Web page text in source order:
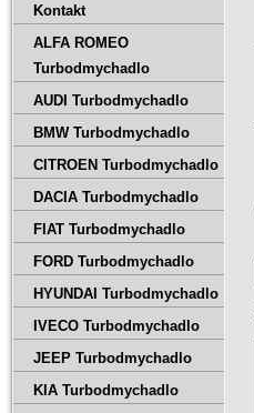
Kontakt
ALFA ROMEO
Turbodmychadlo
AUDI Turbodmychadlo
BMW Turbodmychadlo
CITROEN Turbodmychadlo
DACIA Turbodmychadlo
FIAT Turbodmychadlo
FORD Turbodmychadlo
HYUNDAI Turbodmychadlo
IVECO Turbodmychadlo
JEEP Turbodmychadlo
KIA Turbodmychadlo